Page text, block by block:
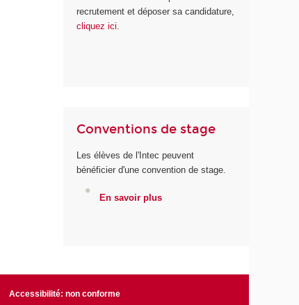
recrutement et déposer sa candidature,
cliquez ici
Conventions de stage
Les élèves de l'Intec peuvent
bénéficier d'une convention de stage.
En savoir plus
Accessibilité: non conforme